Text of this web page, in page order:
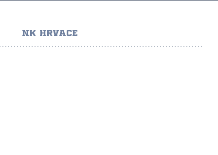
NK HRVACE